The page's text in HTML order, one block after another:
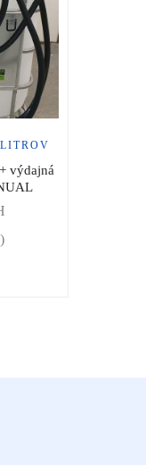
výdajná